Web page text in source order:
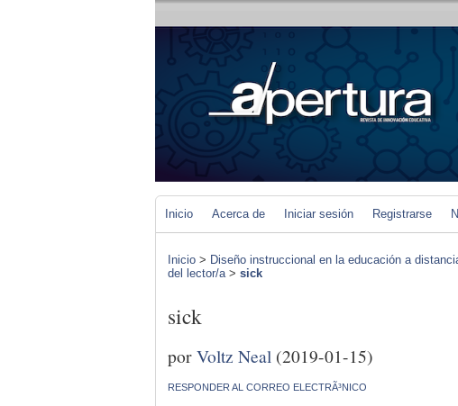
Inicio Acerca de Iniciar sesión Registrarse
Inicio > Diseño instruccional en la educación a
del lector/a> sick
sick
porVoltz Neal (2019-01-15)
RESPONDER AL CORREO ELECTRÃ³NICO